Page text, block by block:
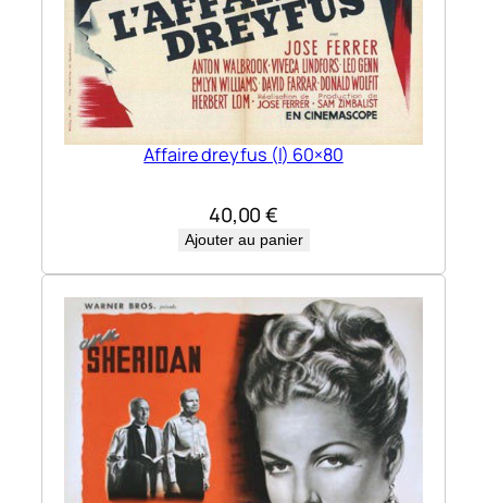
Affaire dreyfus (l) 60×80
40,00€
Ajouter au panier